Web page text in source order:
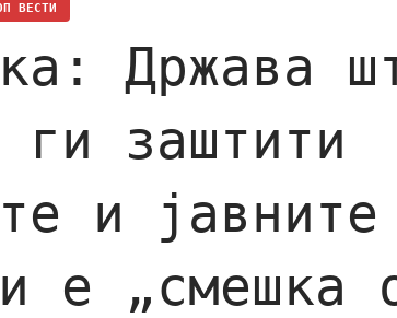
ВЕСТИ
Држава
заштити
и јавните
е „смешка